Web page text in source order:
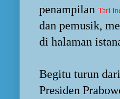
penampilan Tari
dan pemusik,
di halaman
Begitu turun
Presiden